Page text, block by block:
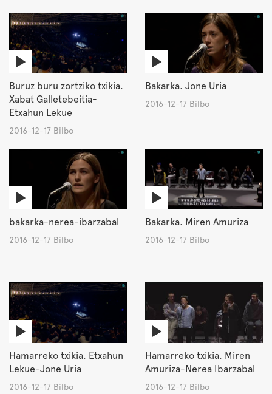
Buruz buru zortziko txikia.
Xabat Galletebeitia-
Etxahun Lekue
2016-12-17 Bilbo
Bakarka. Jone Uria
2016-12-17 Bilbo
bakarka-nerea-ibarzabal
2016-12-17 Bilbo
Bakarka. Miren Amuriza
2016-12-17 Bilbo
Hamarreko txikia. Etxahun
Lekue-Jone Uria
2016-12-17 Bilbo
Hamarreko txikia. Miren
Amuriza-Nerea Ibarzabal
2016-12-17 Bilbo